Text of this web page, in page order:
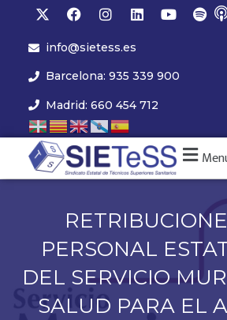
info@sietess.es
Barcelona: 935 339 900
Madrid: 660 454 712
PERSONAL
DEL SERVICIO
SALUD PARA EL